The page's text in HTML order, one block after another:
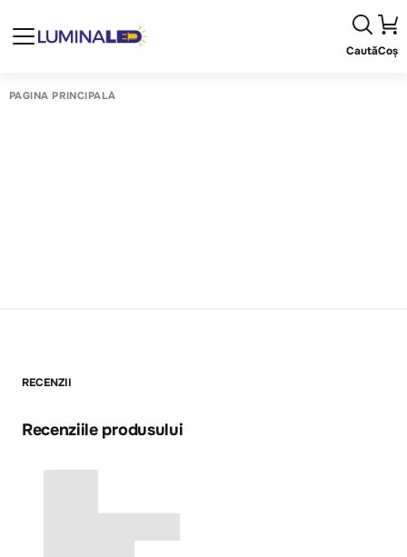
CautăCoș
PAGINA PRINCIPALĂ
RECENZII
Recenziile produsului